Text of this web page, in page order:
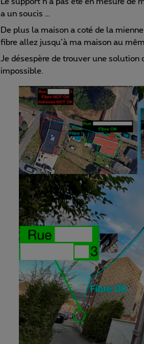
a un soucis …
De plus la maison a coté de la
fibre allez jusqu’à ma maison au
Je désespère de trouver une solution
impossible.